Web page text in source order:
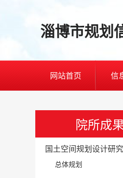
淄博市规划
网站首页 信
院所成
国土空间规划设计研
总体规划